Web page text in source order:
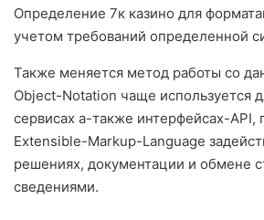
Определение 7к казино для
учетом требований определенной
Также меняется метод работы со
Object-Notation чаще используется
сервисах а-также интерфейсах-API,
Extensible-Markup-Language
решениях, документации и обмене
сведениями.